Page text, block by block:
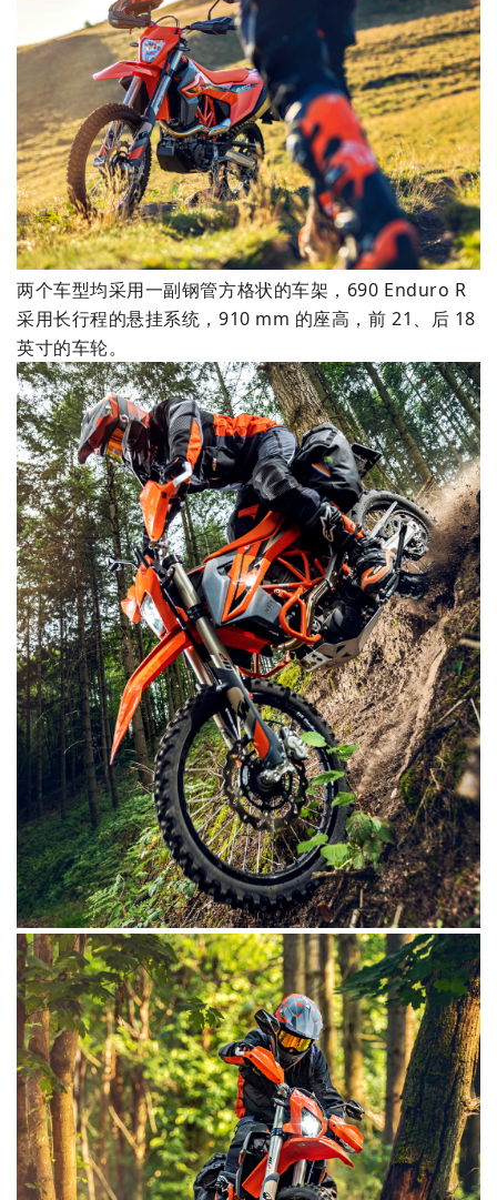
两个车型均采用一副钢管方格状的车架，690 Enduro R
采用长行程的悬挂系统，910 mm 的座高，前 21、后 18
英寸的车轮。